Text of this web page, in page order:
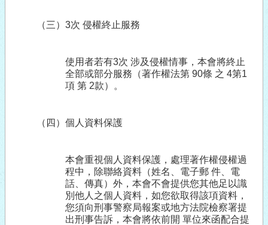
（三） 3次 侵權終止服務
使用者若有3次 涉及侵權情事，本會將終止
全部或部分服務（著作權法第 90條 之 4第1
項 第 2款）。
（四）個人資料保護
本會重視個人資料保護，處理著作權侵權過
程中，除聯絡資料（姓名、電子郵 件、電
話、傳真）外，本會不會提供您其他足以識
別他人之個人資料，如您欲取得該項資料，
您須向刑事警察局報案或地方法院檢察署提
出刑事告訴，本會將依前開 單位來函配合提